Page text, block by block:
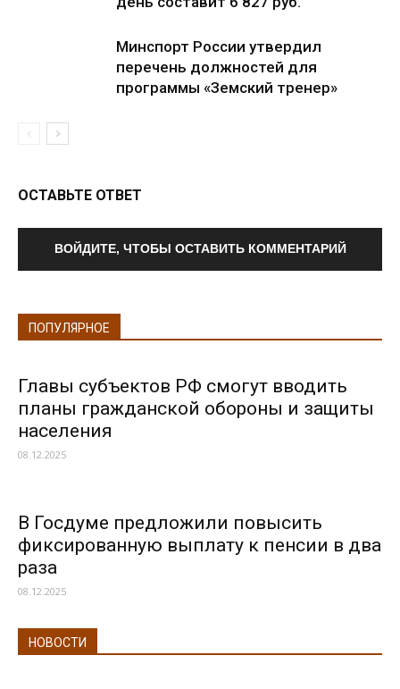
Минспорт России утвердил
перечень должностей для
программы «Земский тренер»
ОСТАВЬТЕ ОТВЕТ
ВОЙДИТЕ, ЧТОБЫ ОСТАВИТЬ КОММЕНТАРИЙ
ПОПУЛЯРНОЕ
Главы субъектов РФ смогут вводить
планы гражданской обороны и защиты
населения
08.12.2025
В Госдуме предложили повысить
фиксированную выплату к пенсии в два
раза
08.12.2025
НОВОСТИ